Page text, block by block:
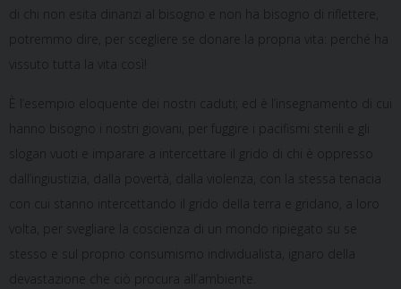
di chi non esita dinanzi al bisogno e non ha bisogno di riflettere,
potremmo dire, per scegliere se donare la propria vita: perché ha
vissuto tutta la vita così!
È l’esempio eloquente dei nostri caduti; ed è l’insegnamento di cui
hanno bisogno i nostri giovani, per fuggire i pacifismi sterili e gli
slogan vuoti e imparare a intercettare il grido di chi è oppresso
dall’ingiustizia, dalla povertà, dalla violenza, con la stessa tenacia
con cui stanno intercettando il grido della terra e gridano, a loro
volta, per svegliare la coscienza di un mondo ripiegato su se
stesso e sul proprio consumismo individualista, ignaro della
devastazione che ciò procura all’ambiente.